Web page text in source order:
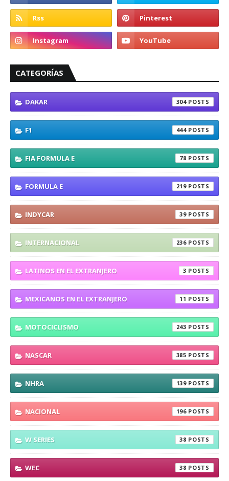
CATEGORÍAS
DAKAR 304
F1 444
FIA FORMULA E 78
FORMULA E 219
INDYCAR 39
INTERNACIONAL 236
LATINOS EN EL EXTRANJERO 3
MEXICANOS EN EL EXTRANJERO 11
MOTOCICLISMO 243
NASCAR 385
NHRA 139
NACIONAL 196
W SERIES 38
WEC 38